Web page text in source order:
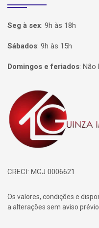
Seg à sex: 9h às 18h
Sábados: 9h às 15h
Domingos e feriados: Não
Página inicial
CRECI: MGJ 0006621
Os valores, condições e
a alterações sem aviso prévio.